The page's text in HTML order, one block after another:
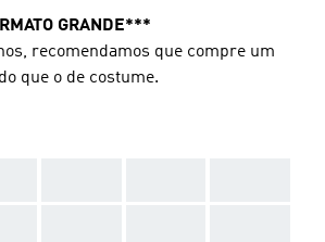
GRANDE***
recomendamos que compre um
que o de costume.